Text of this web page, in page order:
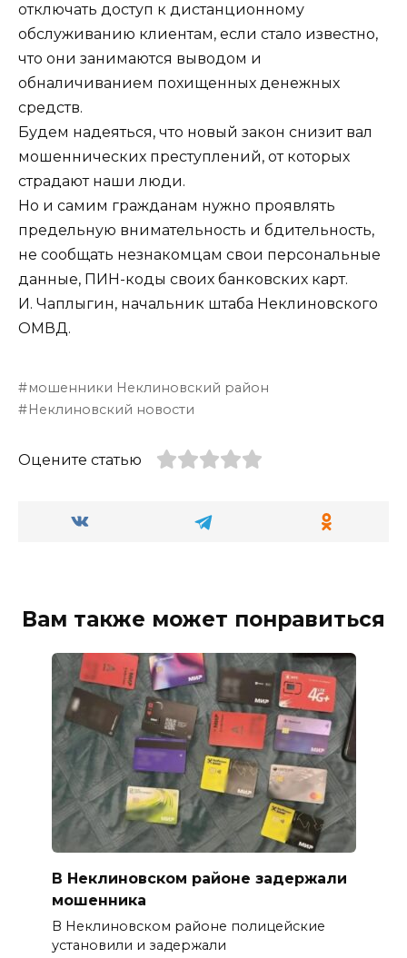
отключать доступ к дистанционному
обслуживанию клиентам, если стало известно,
что они занимаются выводом и
обналичиванием похищенных денежных
средств.
Будем надеяться, что новый закон снизит вал
мошеннических преступлений, от которых
страдают наши люди.
Но и самим гражданам нужно проявлять
предельную внимательность и бдительность,
не сообщать незнакомцам свои персональные
данные, ПИН-коды своих банковских карт.
И. Чаплыгин, начальник штаба Неклиновского
ОМВД.
мошенники Неклиновский район
Неклиновский новости
Оцените статью
Вам также может понравиться
В Неклиновском районе задержали
мошенника
В Неклиновском районе полицейские
установили и задержали